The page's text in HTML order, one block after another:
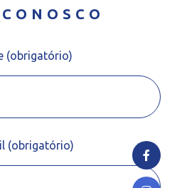
(obrigatório)
(obrigatório)